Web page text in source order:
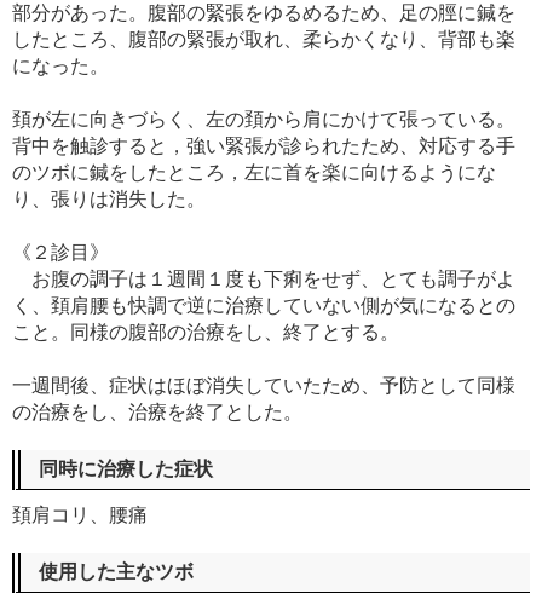
部分があった。腹部の緊張をゆるめるため、足の脛に鍼を
したところ、腹部の緊張が取れ、柔らかくなり、背部も楽
になった。
頚が左に向きづらく、左の頚から肩にかけて張っている。
背中を触診すると，強い緊張が診られたため、対応する手
のツボに鍼をしたところ，左に首を楽に向けるようにな
り、張りは消失した。
《２診目》
お腹の調子は１週間１度も下痢をせず、とても調子がよ
く、頚肩腰も快調で逆に治療していない側が気になるとの
こと。同様の腹部の治療をし、終了とする。
一週間後、症状はほぼ消失していたため、予防として同様
の治療をし、治療を終了とした。
同時に治療した症状
頚肩コリ、腰痛
使用した主なツボ